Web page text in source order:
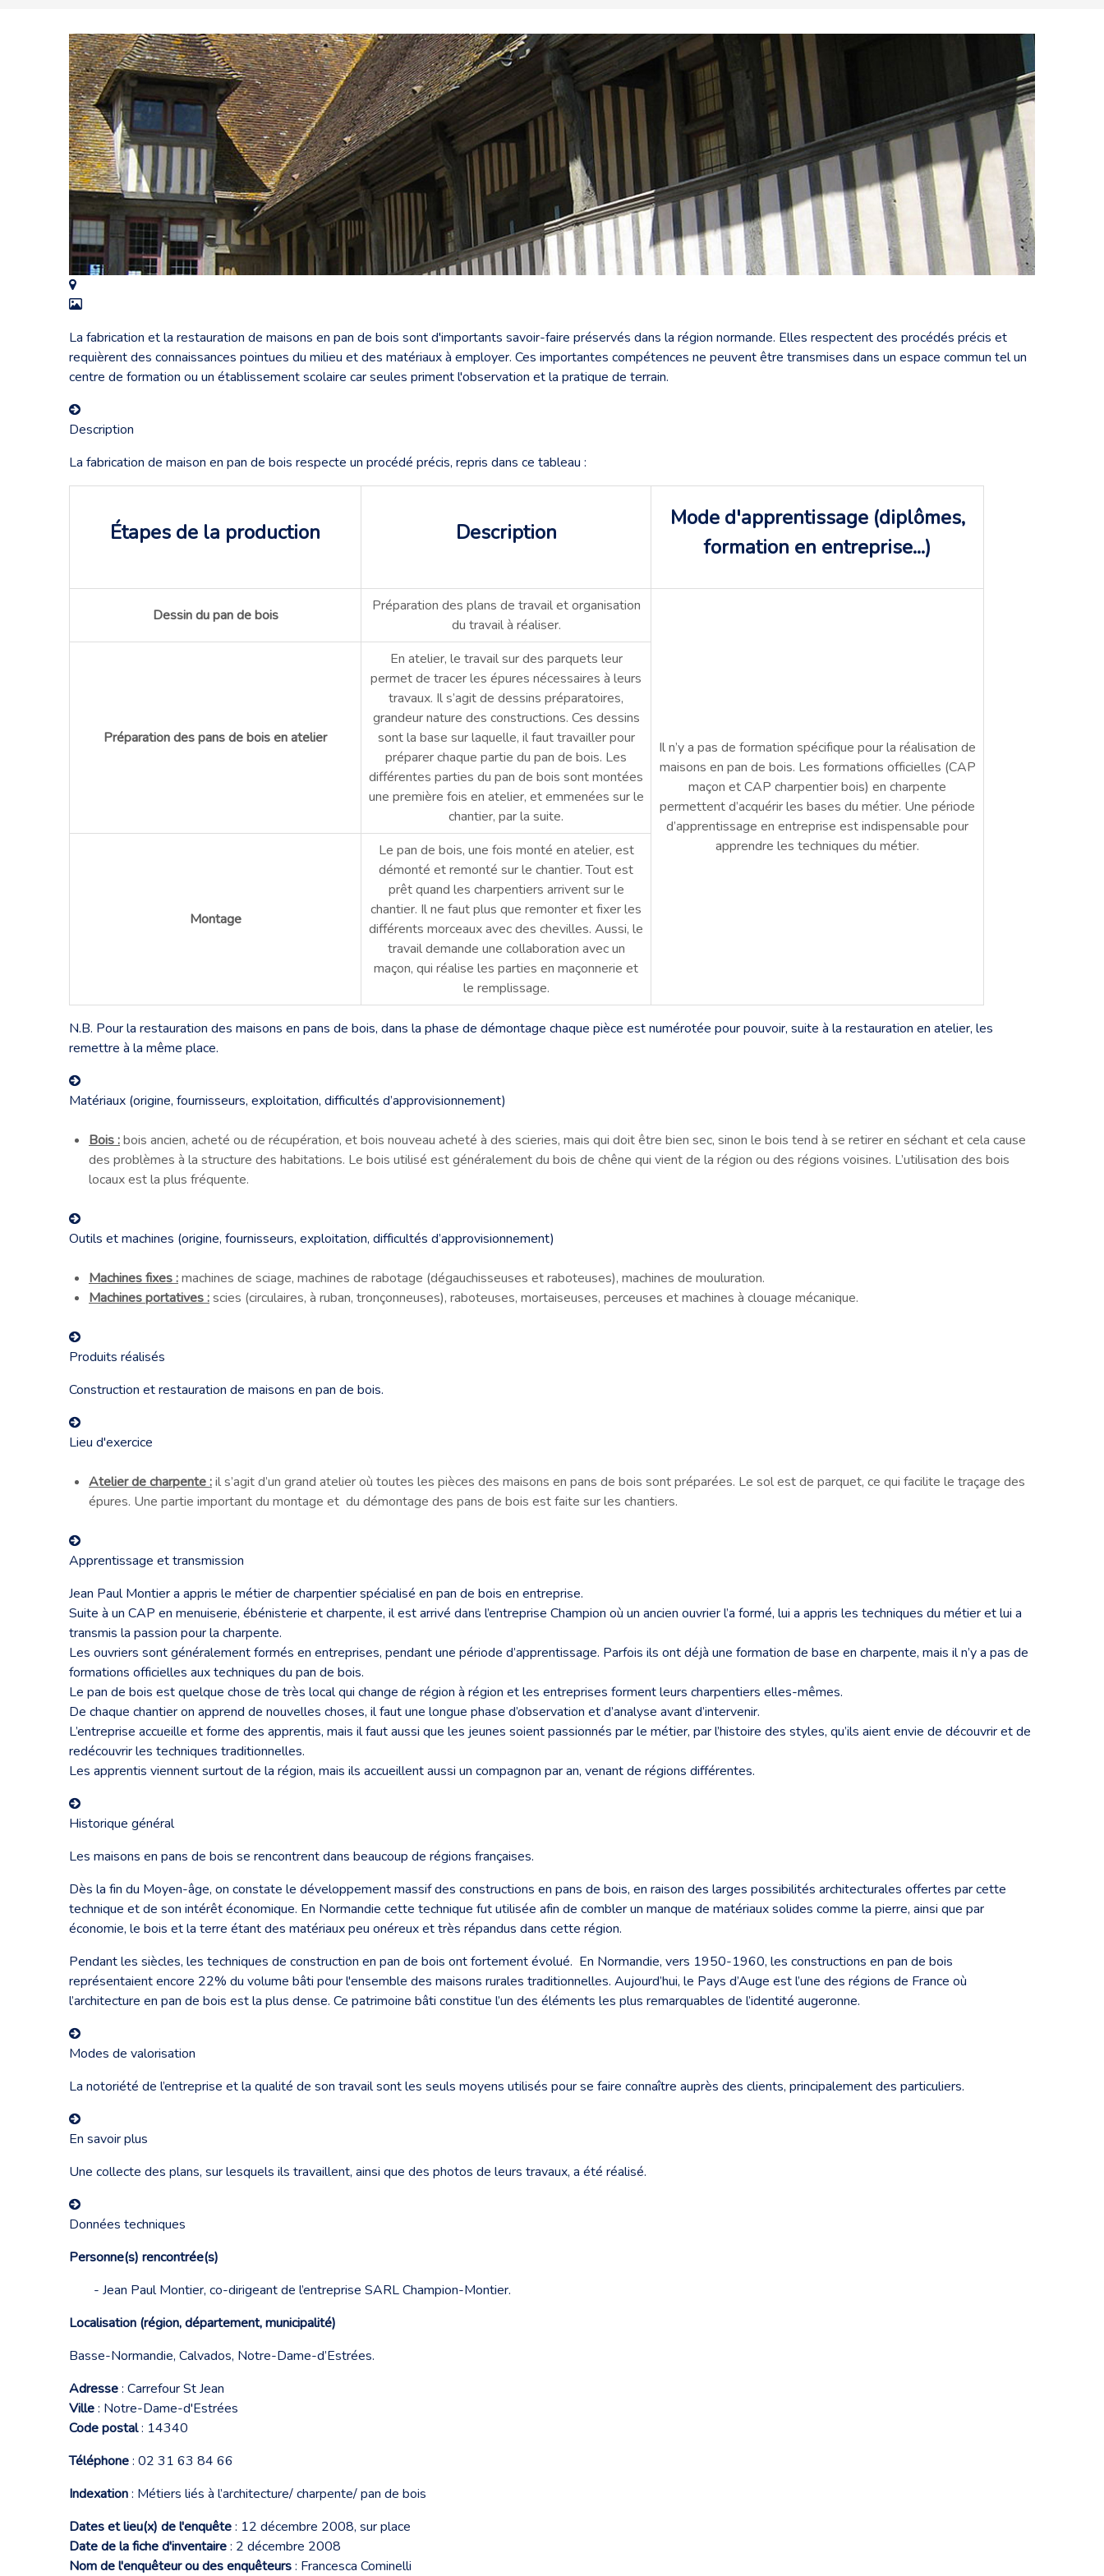
La fabrication et la restauration de maisons en pan de bois sont d'importants savoir-faire préservés dans la région normande. Elles respectent des procédés précis et
requièrent des connaissances pointues du milieu et des matériaux à employer. Ces importantes compétences ne peuvent être transmises dans un espace commun tel un
centre de formation ou un établissement scolaire car seules priment l'observation et la pratique de terrain.
Description
La fabrication de maison en pan de bois respecte un procédé précis, repris dans ce tableau :
Étapes de la production Description
Mode d'apprentissage (diplômes,
formation en entreprise...)
Dessin du pan de bois
Préparation des plans de travail et organisation
du travail à réaliser.
Il n’y a pas de formation spécifique pour la réalisation de
maisons en pan de bois. Les formations officielles (CAP
maçon et CAP charpentier bois) en charpente
permettent d’acquérir les bases du métier. Une période
d’apprentissage en entreprise est indispensable pour
apprendre les techniques du métier.
Préparation des pans de bois en atelier
En atelier, le travail sur des parquets leur
permet de tracer les épures nécessaires à leurs
travaux. Il s’agit de dessins préparatoires,
grandeur nature des constructions. Ces dessins
sont la base sur laquelle, il faut travailler pour
préparer chaque partie du pan de bois. Les
différentes parties du pan de bois sont montées
une première fois en atelier, et emmenées sur le
chantier, par la suite.
Montage
Le pan de bois, une fois monté en atelier, est
démonté et remonté sur le chantier. Tout est
prêt quand les charpentiers arrivent sur le
chantier. Il ne faut plus que remonter et fixer les
différents morceaux avec des chevilles. Aussi, le
travail demande une collaboration avec un
maçon, qui réalise les parties en maçonnerie et
le remplissage.
N.B. Pour la restauration des maisons en pans de bois, dans la phase de démontage chaque pièce est numérotée pour pouvoir, suite à la restauration en atelier, les
remettre à la même place.
Matériaux (origine, fournisseurs, exploitation, difficultés d’approvisionnement)
Bois :bois ancien, acheté ou de récupération, et bois nouveau acheté à des scieries, mais qui doit être bien sec, sinon le bois tend à se retirer en séchant et cela cause
des problèmes à la structure des habitations. Le bois utilisé est généralement du bois de chêne qui vient de la région ou des régions voisines. L’utilisation des bois
locaux est la plus fréquente.
Outils et machines (origine, fournisseurs, exploitation, difficultés d’approvisionnement)
Machines fixes :machines de sciage, machines de rabotage (dégauchisseuses et raboteuses), machines de mouluration.
Machines portatives :scies (circulaires, à ruban, tronçonneuses), raboteuses, mortaiseuses, perceuses et machines à clouage mécanique.
Produits réalisés
Construction et restauration de maisons en pan de bois.
Lieu d'exercice
Atelier de charpente :il s’agit d’un grand atelier où toutes les pièces des maisons en pans de bois sont préparées. Le sol est de parquet, ce qui facilite le traçage des
épures. Une partie important du montage et du démontage des pans de bois est faite sur les chantiers.
Apprentissage et transmission
Jean Paul Montier a appris le métier de charpentier spécialisé en pan de bois en entreprise.
Suite à un CAP en menuiserie, ébénisterie et charpente, il est arrivé dans l’entreprise Champion où un ancien ouvrier l’a formé, lui a appris les techniques du métier et lui a
transmis la passion pour la charpente.
Les ouvriers sont généralement formés en entreprises, pendant une période d’apprentissage. Parfois ils ont déjà une formation de base en charpente, mais il n’y a pas de
formations officielles aux techniques du pan de bois.
Le pan de bois est quelque chose de très local qui change de région à région et les entreprises forment leurs charpentiers elles-mêmes.
De chaque chantier on apprend de nouvelles choses, il faut une longue phase d’observation et d’analyse avant d’intervenir.
L’entreprise accueille et forme des apprentis, mais il faut aussi que les jeunes soient passionnés par le métier, par l’histoire des styles, qu’ils aient envie de découvrir et de
redécouvrir les techniques traditionnelles.
Les apprentis viennent surtout de la région, mais ils accueillent aussi un compagnon par an, venant de régions différentes.
Historique général
Les maisons en pans de bois se rencontrent dans beaucoup de régions françaises.
Dès la fin du Moyen-âge, on constate le développement massif des constructions en pans de bois, en raison des larges possibilités architecturales offertes par cette
technique et de son intérêt économique. En Normandie cette technique fut utilisée afin de combler un manque de matériaux solides comme la pierre, ainsi que par
économie, le bois et la terre étant des matériaux peu onéreux et très répandus dans cette région.
Pendant les siècles, les techniques de construction en pan de bois ont fortement évolué. En Normandie, vers 1950-1960, les constructions en pan de bois
représentaient encore 22% du volume bâti pour l'ensemble des maisons rurales traditionnelles. Aujourd’hui, le Pays d’Auge est l’une des régions de France où
l’architecture en pan de bois est la plus dense. Ce patrimoine bâti constitue l’un des éléments les plus remarquables de l’identité augeronne.
Modes de valorisation
La notoriété de l’entreprise et la qualité de son travail sont les seuls moyens utilisés pour se faire connaître auprès des clients, principalement des particuliers.
En savoir plus
Une collecte des plans, sur lesquels ils travaillent, ainsi que des photos de leurs travaux, a été réalisé.
Données techniques
Personne(s) rencontrée(s)
- Jean Paul Montier, co-dirigeant de l’entreprise SARL Champion-Montier.
Localisation (région, département, municipalité)
Basse-Normandie, Calvados, Notre-Dame-d’Estrées.
Adresse: Carrefour St Jean
Ville: Notre-Dame-d'Estrées
Code postal: 14340
Téléphone: 02 31 63 84 66
Indexation: Métiers liés à l’architecture/ charpente/ pan de bois
Dates et lieu(x) de l'enquête: 12 décembre 2008, sur place
Date de la fiche d'inventaire: 2 décembre 2008
Nom de l'enquêteur ou des enquêteurs: Francesca Cominelli